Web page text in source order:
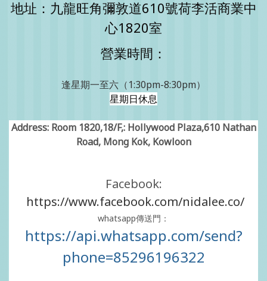
地址：九龍旺角彌敦道610號荷李活商業中
心1820室
營業時間：
逢星期一至六（1:30pm-8:30pm）
星期日休息
Address: Room 1820,18/F,: Hollywood Plaza,610 Nathan
Road, Mong Kok, Kowloon
Facebook:
https://www.facebook.com/nidalee.co/
whatsapp傳送門：
https://api.whatsapp.com/send?
phone=85296196322